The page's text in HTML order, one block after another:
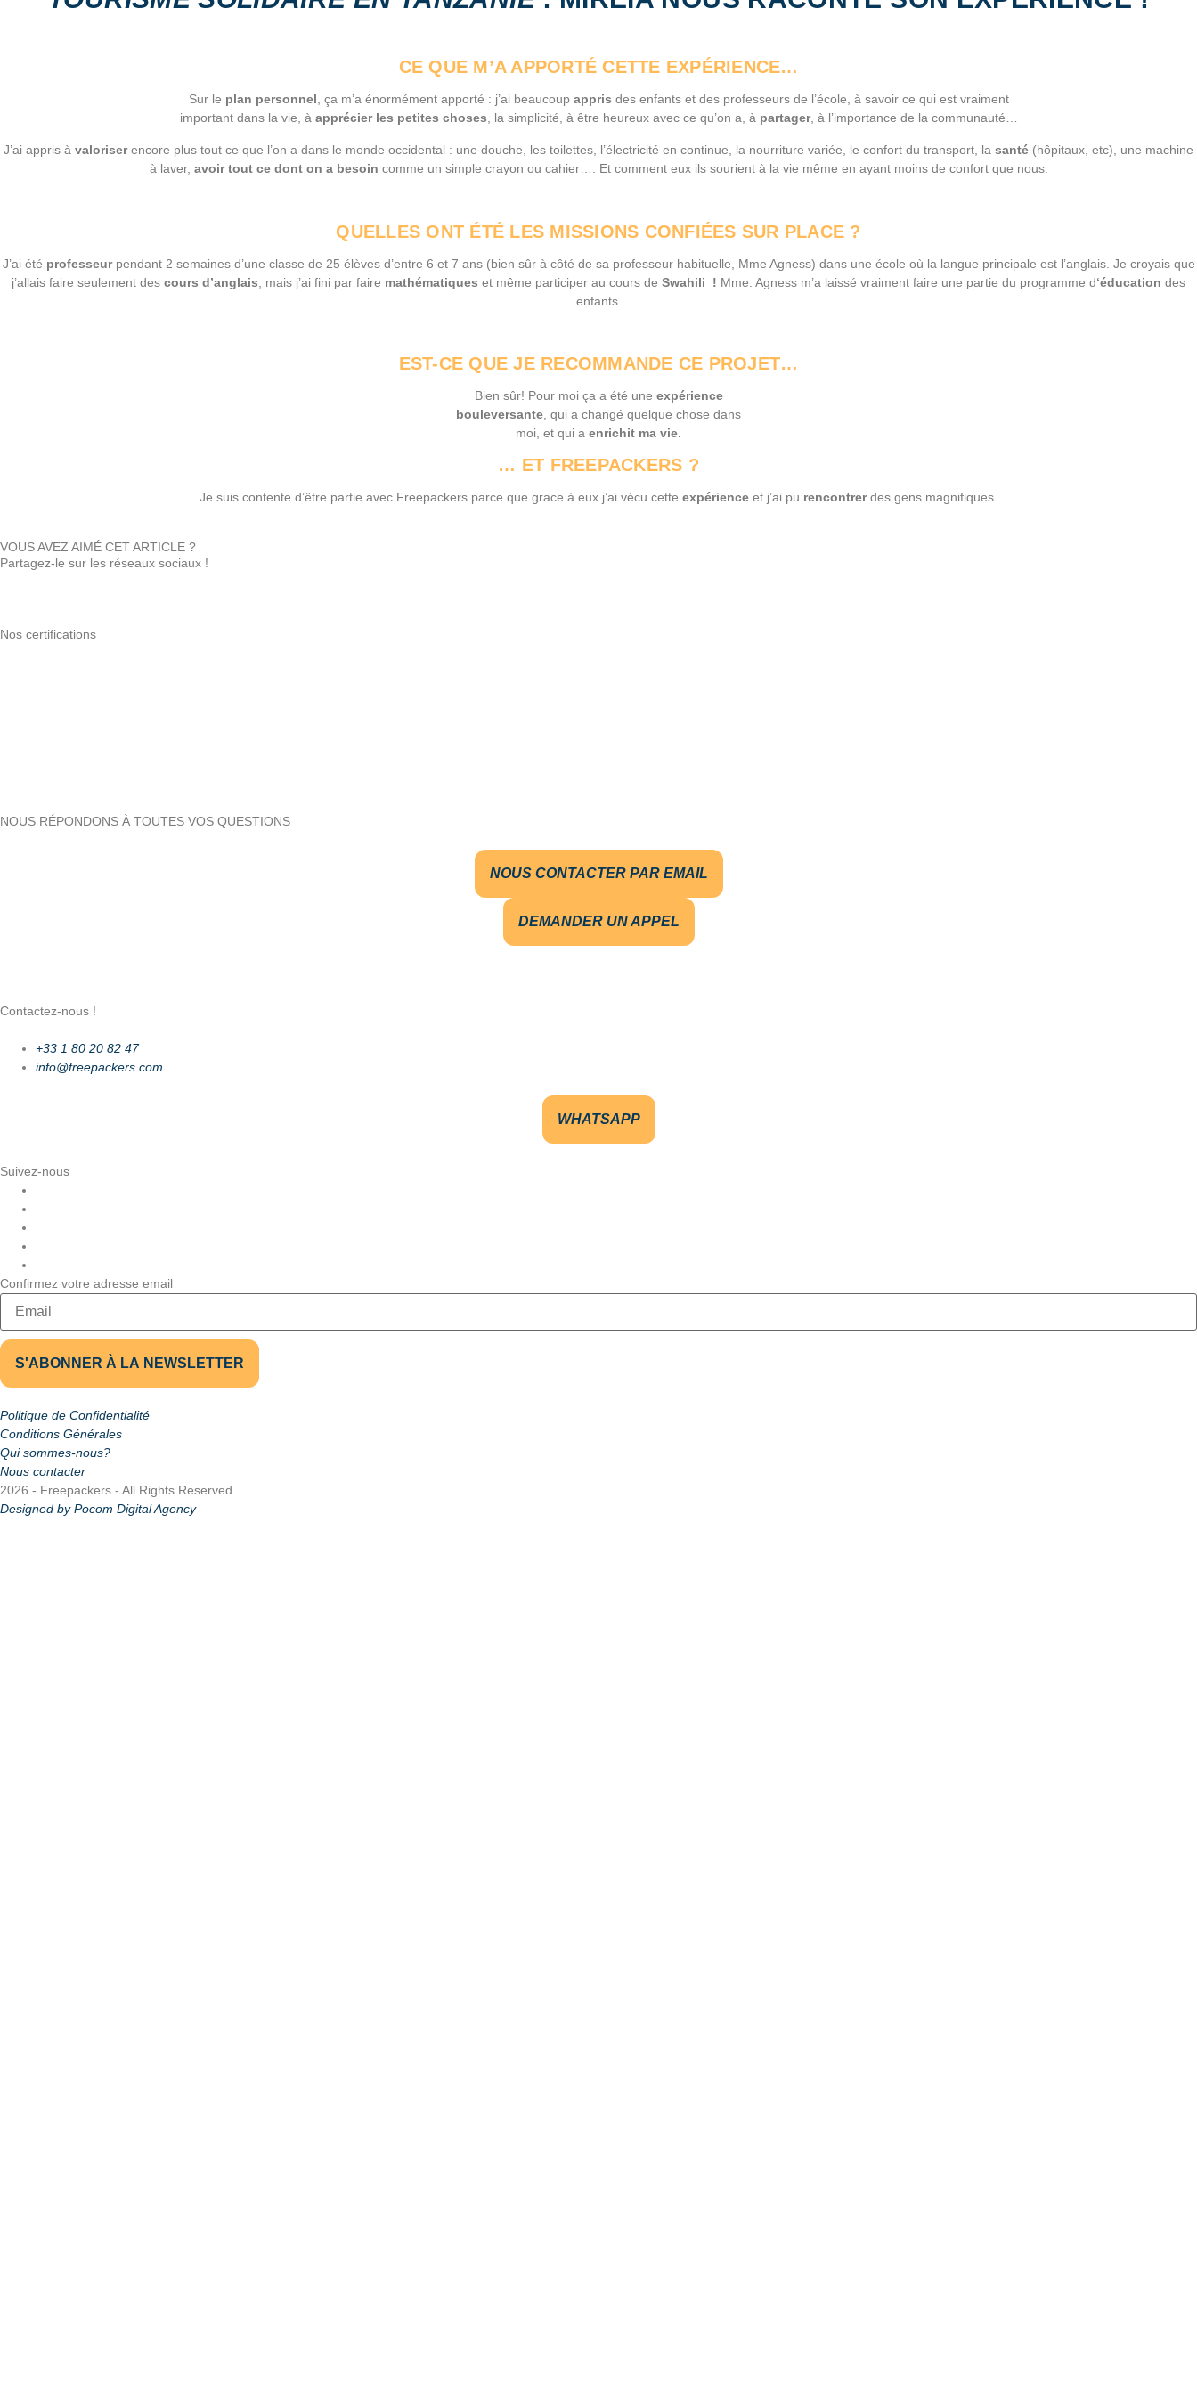
CE QUE M’A APPORTÉ CETTE EXPÉRIENCE…
Sur le plan personnel, ça m’a énormément apporté : j’ai beaucoup appris des enfants et des professeurs de l’école, à savoir ce qui est vraiment
important dans la vie, à apprécier les petites choses, la simplicité, à être heureux avec ce qu’on a, à partager, à l’importance de la communauté…
J’ai appris à valoriserencore plus tout ce que l’on a dans le monde occidental : une douche, les toilettes, l’électricité en continue, la nourriture variée, le confort du transport, la santé (hôpitaux, etc), une machine
à laver, avoir tout ce dont on a besoin comme un simple crayon ou cahier…. Et comment eux ils sourient à la vie même en ayant moins de confort que nous.
QUELLES ONT ÉTÉ LES MISSIONS CONFIÉES SUR PLACE ?
J’ai été professeurpendant 2 semaines d’une classe de 25 élèves d’entre 6 et 7 ans (bien sûr à côté de sa professeur habituelle, Mme Agness) dans une école où la langue principale est l’anglais. Je croyais que
j’allais faire seulement des cours d’anglais , mais j’ai fini par faire mathématiques et même participer au cours de Swahili ! Mme. Agness m’a laissé vraiment faire une partie du programme d‘éducation des
enfants.
EST-CE QUE JE RECOMMANDE CE PROJET…
Bien sûr! Pour moi ça a été une expérience
bouleversante, qui a changé quelque chose dans
moi, et qui a enrichit ma vie.
… ET FREEPACKERS ?
Je suis contente d’être partie avec Freepackers parce que grace à eux j’ai vécu cette expérience et j’ai pu rencontrerdes gens magnifiques.
VOUS AVEZ AIMÉ CET ARTICLE ?
Partagez-le sur les réseaux sociaux !
Nos certifications
NOUS RÉPONDONS À TOUTES VOS QUESTIONS
NOUS CONTACTER PAR EMAIL
DEMANDER UN APPEL
Contactez-nous !
+33 1 80 20 82 47
info@freepackers.com
WHATSAPP
Suivez-nous
Confirmez votre adresse email
Politique de Confidentialité
Conditions Générales
Qui sommes-nous?
Nous contacter
2026 - Freepackers - All Rights Reserved​
Designed by Pocom Digital Agency